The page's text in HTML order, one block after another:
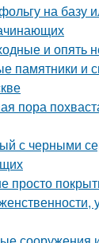
на базу
и опять
памятники и
пора
с черными
просто